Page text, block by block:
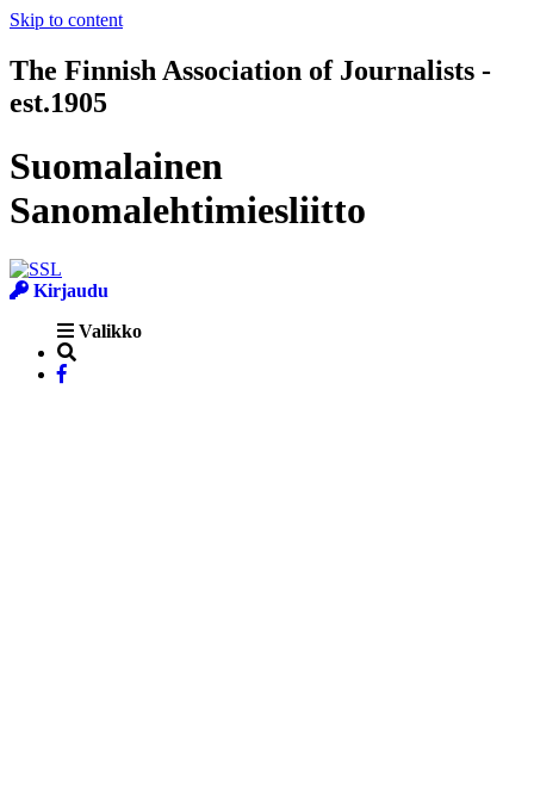
Skip to content
The Finnish Association of Journalists -
est.1905
Suomalainen
Sanomalehtimiesliitto
Kirjaudu
Valikko